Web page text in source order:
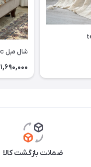
شال مبل classic
1,690,000
ضمانت بازگشت کالا